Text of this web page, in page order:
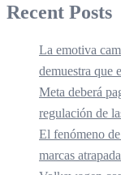
Recent Posts
La emotiva
demuestra que
Meta deberá
regulación de
El fenómeno
marcas